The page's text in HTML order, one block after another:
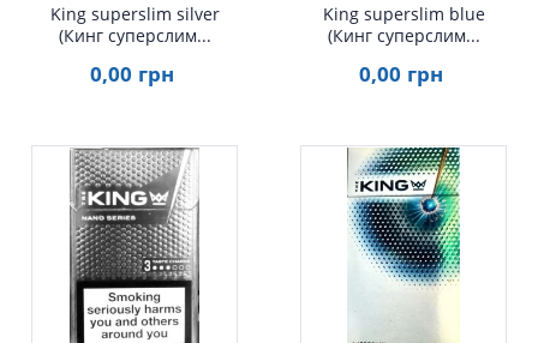
King superslim silver
(Кинг суперслим...
0,00 грн
King superslim blue
(Кинг суперслим...
0,00 грн
Быстрый просмотр Быстрый просмотр